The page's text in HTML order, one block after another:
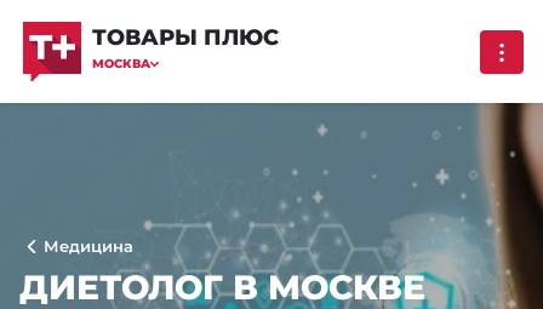
ТОВАРЫ ПЛЮС
МОСКВА
Медицина
ДИЕТОЛОГ В МОСКВЕ